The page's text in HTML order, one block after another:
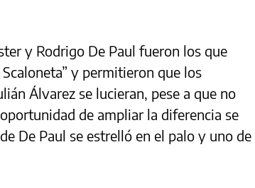
y Rodrigo De Paul fueron los que
y permitieron que los
Álvarez se lucieran, pese a que no
de ampliar la diferencia se
De Paul se estrelló en el palo y uno de